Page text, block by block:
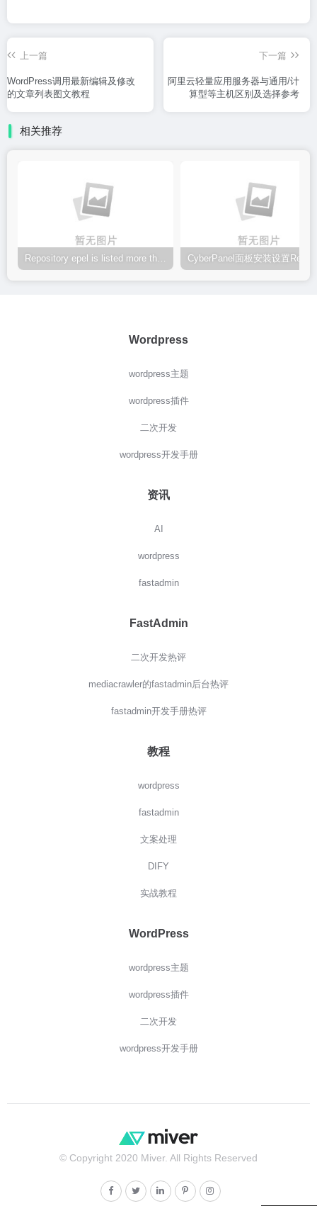
上一篇
WordPress调用最新编辑及修改
的文章列表图文教程
下一篇
阿里云轻量应用服务器与通用/计
算型等主机区别及选择参考
相关推荐
Repository epel is listed more than once in the configuration报错解决方案
Wordpress
wordpress主题
wordpress插件
二次开发
wordpress开发手册
资讯
AI
wordpress
fastadmin
FastAdmin
二次开发热评
mediacrawler的fastadmin后台热评
fastadmin开发手册热评
教程
wordpress
fastadmin
文案处理
DIFY
实战教程
WordPress
wordpress主题
wordpress插件
二次开发
wordpress开发手册
© Copyright 2020 Miver. All Rights Reserved